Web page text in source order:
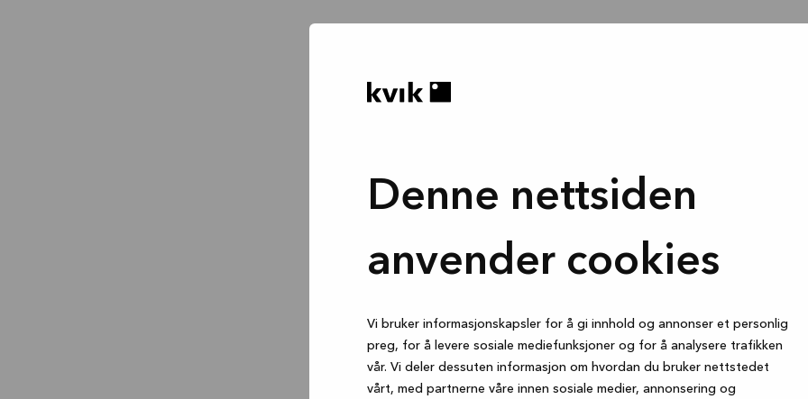
Denne nettsiden
anvender cookies
Vi bruker informasjonskapsler for å gi innhold og annonser et personlig
preg, for å levere sosiale mediefunksjoner og for å analysere trafikken
vår. Vi deler dessuten informasjon om hvordan du bruker nettstedet
vårt, med partnerne våre innen sosiale medier, annonsering og